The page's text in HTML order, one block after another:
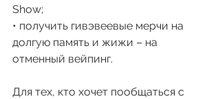
Show;
• получить гивэвеевые мерчи на
долгую память и жижи – на
отменный вейпинг.
Для тех, кто хочет пообщаться с